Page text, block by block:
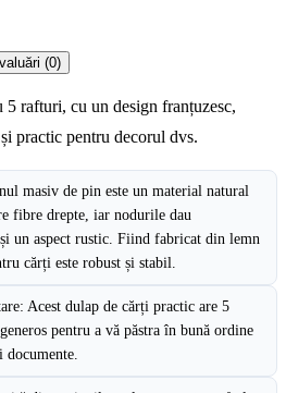
(0)
5 rafturi, cu un design franțuzesc,
practic pentru decorul dvs.
masiv de pin este un material natural
fibre drepte, iar nodurile dau
un aspect rustic. Fiind fabricat din lemn
cărți este robust și stabil.
Acest dulap de cărți practic are 5
pentru a vă păstra în bună ordine